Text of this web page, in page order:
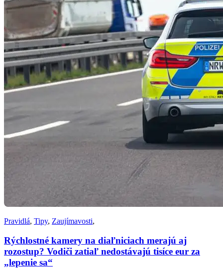
Pravidlá, Tipy, Zaujímavosti,
Rýchlostné kamery na diaľniciach merajú aj
rozostup? Vodiči zatiaľ nedostávajú tisíce eur za
„lepenie sa“